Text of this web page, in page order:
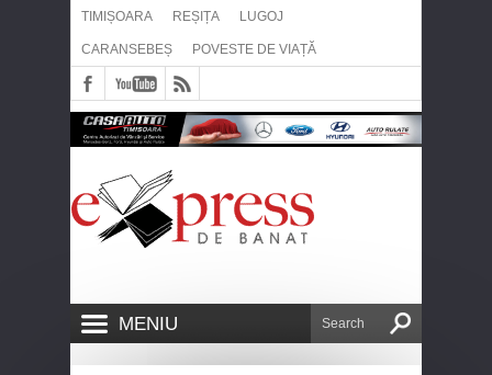
TIMIȘOARA REȘIȚA LUGOJ
CARANSEBEȘ POVESTE DE VIAȚĂ
MENIU